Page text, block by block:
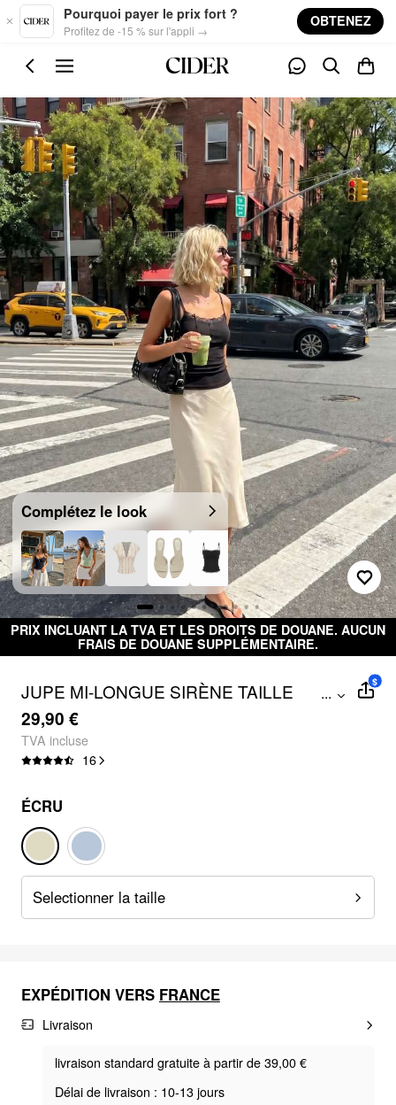
Skip to main content
Pourquoi payer le prix fort ?
Profitez de -15 % sur l'appli →
OBTENEZ
Complétez le look
PRIX INCLUANT LA TVA ET LES DROITS DE DOUANE. AUCUN
FRAIS DE DOUANE SUPPLÉMENTAIRE.
JUPE MI-LONGUE SIRÈNE TAILLE
MOYENNE EN LIN MÉLANGÉ
...
29,90 €
TVA incluse
16
$
ÉCRU
Selectionner la taille
EXPÉDITION VERS FRANCE
Livraison
livraison standard gratuite à partir de 39,00 €
Délai de livraison : 10-13 jours